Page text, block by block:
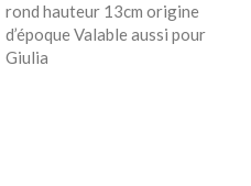
rond hauteur 13cm origine
d’époque Valable aussi pour
Giulia